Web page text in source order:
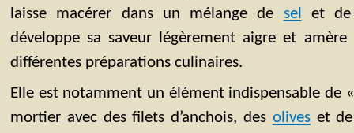
laisse macérer dans un mélange de sel et
développe sa saveur légèrement aigre et
différentes préparations culinaires.
Elle est notamment un élément indispensable de
mortier avec des filets d’anchois, des oliveset de